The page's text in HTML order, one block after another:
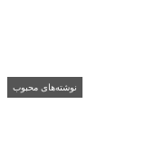
نوشته‌های محبوب